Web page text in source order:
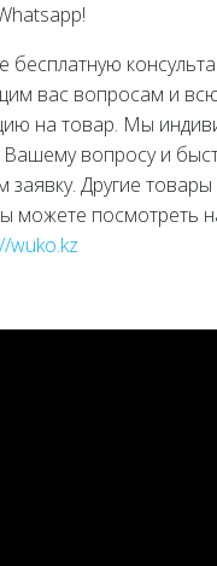
бесплатную
вас вопросам и
на товар. Мы
вопросу и
заявку. Другие
можете посмотреть
wuko.kz